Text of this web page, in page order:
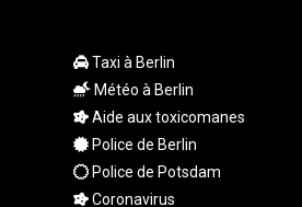
117.311005
RUB 95.047204
RWF
1694.395945
SAR 4.326684
SBD 9.31909
Taxi à Berlin
Météo à Berlin
Aide aux toxicomanes
Police de Berlin
Police de Potsdam
Coronavirus